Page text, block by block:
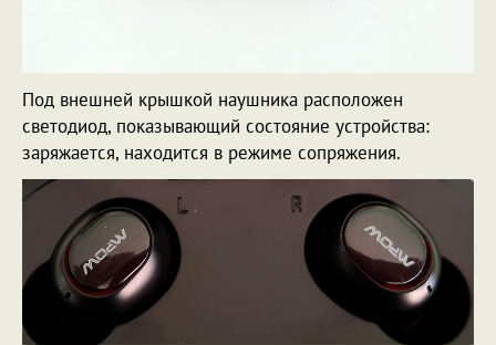
Под внешней крышкой наушника расположен
светодиод, показывающий состояние устройства:
заряжается, находится в режиме сопряжения.